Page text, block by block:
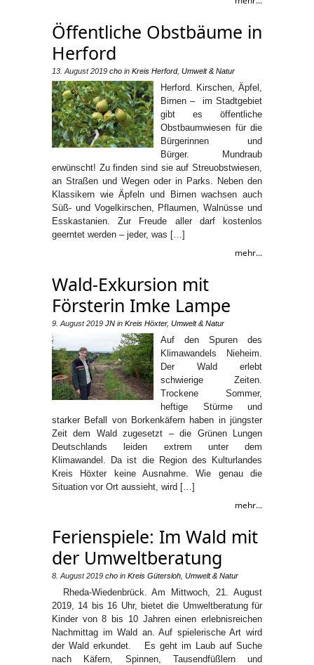
Öffentliche Obstbäume in
Herford
13. August 2019 cho in Kreis Herford, Umwelt & Natur
Herford. Kirschen, Äpfel,
Birnen – im Stadtgebiet
gibt es öffentliche
Obstbaumwiesen für die
Bürgerinnen und
Bürger. Mundraub
erwünscht! Zu finden sind sie auf Streuobstwiesen,
an Straßen und Wegen oder in Parks. Neben den
Klassikern wie Äpfeln und Birnen wachsen auch
Süß- und Vogelkirschen, Pflaumen, Walnüsse und
Esskastanien. Zur Freude aller darf kostenlos
geerntet werden – jeder, was […]
mehr...
Wald-Exkursion mit
Försterin Imke Lampe
9. August 2019 JN in Kreis Höxter, Umwelt & Natur
Auf den Spuren des
Klimawandels Nieheim.
Der Wald erlebt
schwierige Zeiten.
Trockene Sommer,
heftige Stürme und
starker Befall von Borkenkäfern haben in jüngster
Zeit dem Wald zugesetzt – die Grünen Lungen
Deutschlands leiden extrem unter dem
Klimawandel. Da ist die Region des Kulturlandes
Kreis Höxter keine Ausnahme. Wie genau die
Situation vor Ort aussieht, wird […]
mehr...
Ferienspiele: Im Wald mit
der Umweltberatung
8. August 2019 cho in Kreis Gütersloh Umwelt & Natur
Rheda-Wiedenbrück. Am Mittwoch, 21. August
2019, 14 bis 16 Uhr, bietet die Umweltberatung für
Kinder von 8 bis 10 Jahren einen erlebnisreichen
Nachmittag im Wald an. Auf spielerische Art wird
der Wald erkundet. Es geht im Laub auf Suche
nach Käfern, Spinnen, Tausendfüßlern und